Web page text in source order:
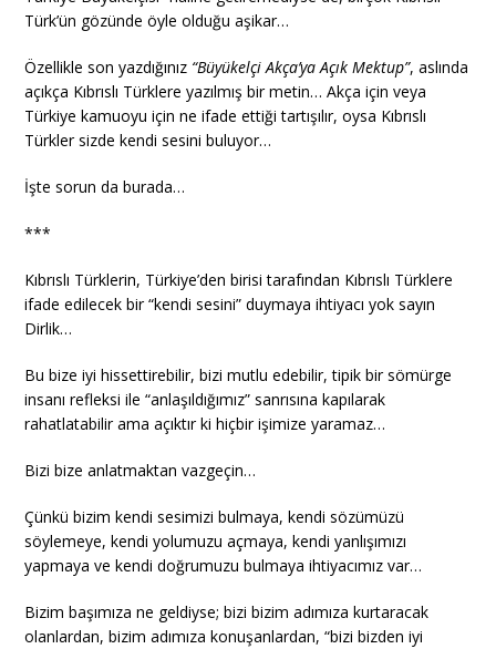
Türk’ün gözünde öyle olduğu aşikar…
Özellikle son yazdığınız “Büyükelçi Akça’ya Açık Mektup”, aslında
açıkça Kıbrıslı Türklere yazılmış bir metin… Akça için veya
Türkiye kamuoyu için ne ifade ettiği tartışılır, oysa Kıbrıslı
Türkler sizde kendi sesini buluyor…
İşte sorun da burada…
***
Kıbrıslı Türklerin, Türkiye’den birisi tarafından Kıbrıslı Türklere
ifade edilecek bir “kendi sesini” duymaya ihtiyacı yok sayın
Dirlik…
Bu bize iyi hissettirebilir, bizi mutlu edebilir, tipik bir sömürge
insanı refleksi ile “anlaşıldığımız” sanrısına kapılarak
rahatlatabilir ama açıktır ki hiçbir işimize yaramaz…
Bizi bize anlatmaktan vazgeçin…
Çünkü bizim kendi sesimizi bulmaya, kendi sözümüzü
söylemeye, kendi yolumuzu açmaya, kendi yanlışımızı
yapmaya ve kendi doğrumuzu bulmaya ihtiyacımız var…
Bizim başımıza ne geldiyse; bizi bizim adımıza kurtaracak
olanlardan, bizim adımıza konuşanlardan, “bizi bizden iyi